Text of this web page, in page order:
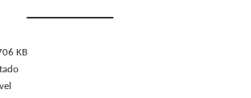
do arquivo ‏ : ‎ 706 KB